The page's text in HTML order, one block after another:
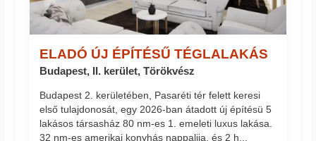
ELADÓ ÚJ ÉPÍTÉSŰ TÉGLALAKÁS
Budapest, II. kerület, Törökvész
Budapest 2. kerületében, Pasaréti tér felett keresi
első tulajdonosát, egy 2026-ban átadott új építésü 5
lakásos társasház 80 nm-es 1. emeleti luxus lakása.
32 nm-es amerikai konyhás nappalija, és 2 h...